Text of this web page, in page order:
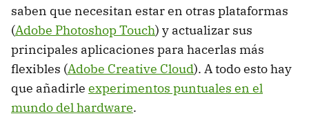
saben que necesitan estar en otras plataformas
(Adobe Photoshop Touch) y actualizar sus
principales aplicaciones para hacerlas más
flexibles (Adobe Creative Cloud). A todo esto hay
que añadirle experimentos puntuales en el
mundo del hardware.